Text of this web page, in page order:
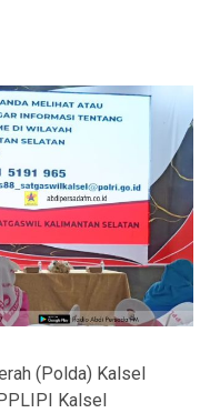
(Polda) Kalsel
Kalsel